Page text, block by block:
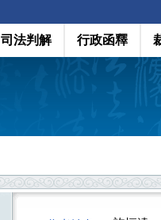
司法判解 行政函釋